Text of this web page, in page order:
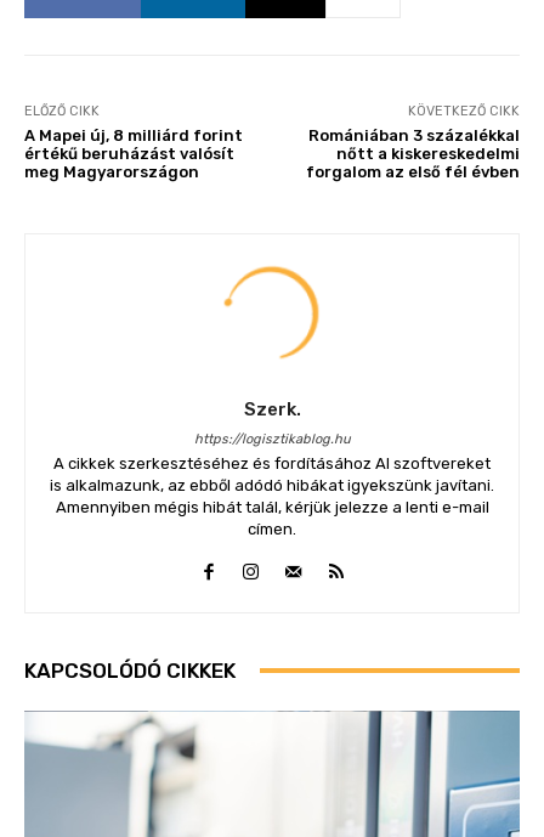
ELŐZŐ CIKK
A Mapei új, 8 milliárd forint
értékű beruházást valósít
meg Magyarországon
KÖVETKEZŐ CIKK
Romániában 3 százalékkal
nőtt a kiskereskedelmi
forgalom az első fél évben
Szerk.
https://logisztikablog.hu
A cikkek szerkesztéséhez és fordításához AI szoftvereket
is alkalmazunk, az ebből adódó hibákat igyekszünk javítani.
Amennyiben mégis hibát talál, kérjük jelezze a lenti e-mail
címen.
KAPCSOLÓDÓ CIKKEK